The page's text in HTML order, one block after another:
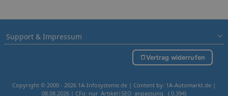
Support & Impressum
Vertrag widerrufen
Copyright © 2000 - 2026 1A-Infosysteme.de | Content by: 1A-Automarkt.de |
08.08.2026 | CFo: nur_Artikel|SEO_anpassung ( 0.394)